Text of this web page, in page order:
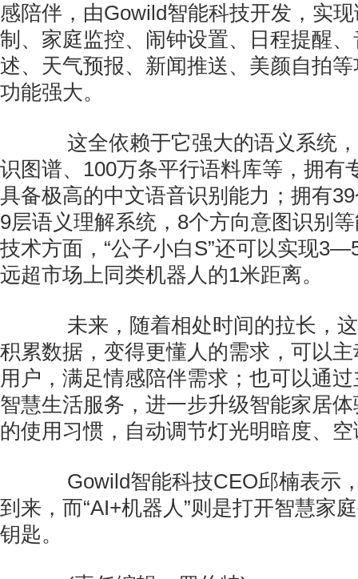
感陪伴，由Gowild智能科技开发，实
制、家庭监控、闹钟设置、日程提醒
述、天气预报、新闻推送、美颜自拍
功能强大。
这全依赖于它强大的语义系统，
识图谱、100万条平行语料库等，拥有
具备极高的中文语音识别能力；拥有
9层语义理解系统，8个方向意图识别
技术方面，“公子小白S”还可以实现
远超市场上同类机器人的1米距离。
未来，随着相处时间的拉长，这
积累数据，变得更懂人的需求，可以
用户，满足情感陪伴需求；也可以通
智慧生活服务，进一步升级智能家居
的使用习惯，自动调节灯光明暗度、
Gowild智能科技CEO邱楠表示，
到来，而“AI+机器人”则是打开智慧家
钥匙。